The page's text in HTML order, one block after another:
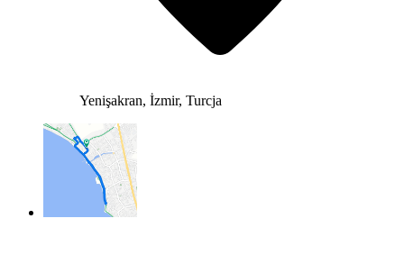
Yenişakran, İzmir, Turcja